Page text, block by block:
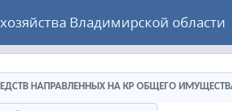
Владимирской области
НАПРАВЛЕННЫХ НА КР ОБЩЕГО